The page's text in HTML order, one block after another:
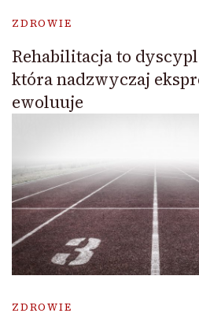
ZDROWIE
Rehabilitacja to
która nadzwyczaj
ewoluuje
ZDROWIE